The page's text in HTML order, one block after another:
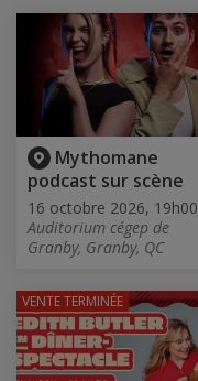
Mythomane
podcast sur scène
16 octobre 2026, 19h00
Auditorium cégep de
Granby, Granby, QC
VENTE TERMINÉE